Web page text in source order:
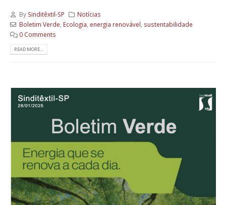
By Sinditêxtil-SP
Notícias
Boletim Verde Ecologia energia renovável sustentabilidade
0 Comments
READ MORE...